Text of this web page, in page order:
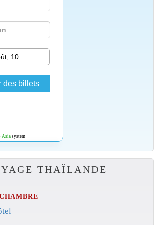
10
des billets
Asiasystem
THAÏLANDE